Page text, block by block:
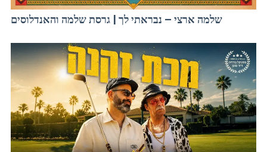
שלמה ארצי – נבראתי לך | גרסת שלמה והאנדלוסים